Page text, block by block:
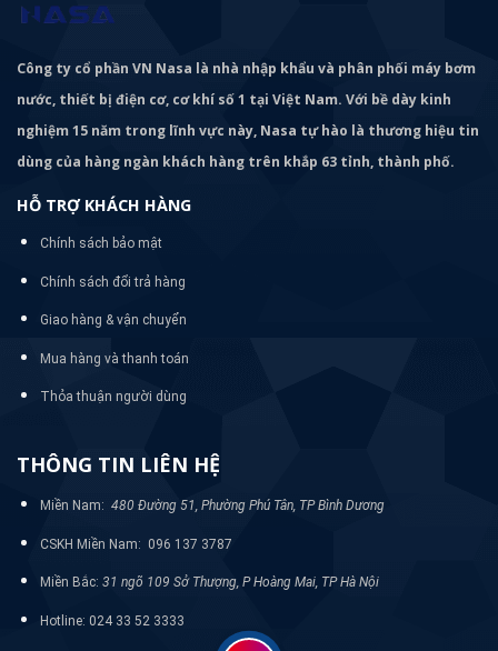
Công ty cổ phần VN Nasa là nhà nhập khẩu và phân phối máy bơm
nước, thiết bị điện cơ, cơ khí số 1 tại Việt Nam. Với bề dày kinh
nghiệm 15 năm trong lĩnh vực này, Nasa tự hào là thương hiệu tin
dùng của hàng ngàn khách hàng trên khắp 63 tỉnh, thành phố.
HỖ TRỢ KHÁCH HÀNG
Chính sách bảo mật
Chính sách đổi trả hàng
Giao hàng & vận chuyển
Mua hàng và thanh toán
Thỏa thuận người dùng
THÔNG TIN LIÊN HỆ
Miền Nam: 480 Đường 51, Phường Phú Tân, TP Bình Dương
CSKH Miền Nam: 096 137 3787
Miền Bắc: 31 ngõ 109 Sở Thượng, P Hoàng Mai, TP Hà Nội
Hotline: 024 33 52 3333